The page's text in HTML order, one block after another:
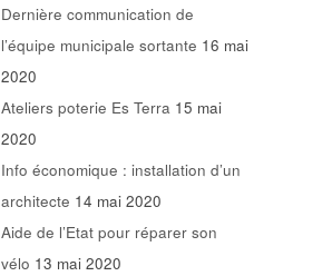
Dernière communication de
l’équipe municipale sortante 16 mai
2020
Ateliers poterie Es Terra 15 mai
2020
Info économique : installation d’un
architecte 14 mai 2020
Aide de l’Etat pour réparer son
vélo 13 mai 2020